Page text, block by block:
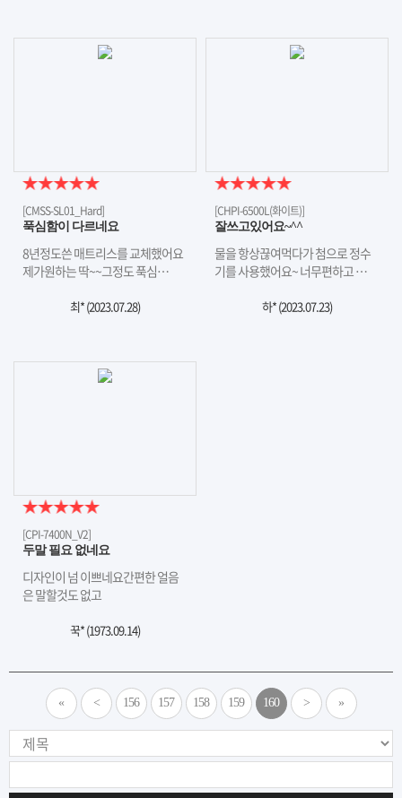
[CMSS-SL01_Hard]
푹심함이 다르네요
8년정도쓴 매트리스를 교체했어요
제가원하는 딱~~그정도 푹심…
최* (2023.07.28)
[CHPI-6500L(화이트)]
잘쓰고있어요~^^
물을 항상끊여먹다가 첨으로 정수
기를 사용했어요~ 너무편하고 …
하* (2023.07.23)
[CPI-7400N_V2]
두말 필요 없네요
디자인이 넘 이쁘네요간편한 얼음
은 말할것도 없고
꾹* (1973.09.14)
« < 156 157 158 159 160 > »